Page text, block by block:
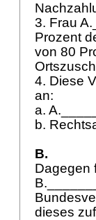
3. Frau
Prozent
von 80
4. Diese
an:
a.
b.
B.
Dagegen
dieses